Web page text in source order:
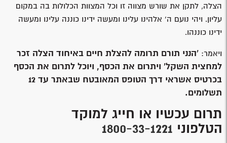
הצלה, לתקן את שורש מצווה זו וכל המצוות הכלולות בה במקום
עליון. ויהי נועם ה’ אלהינו עלינו ומעשה ידינו כוננה עלינו ומעשה
ידינו כוננהו.
ויאמר: 'הנני תורם תרומה להצלת חיים באיחוד הצלה זכר
למחצית השקל' ויתרום את הכסף, ויוכל לתרום את הכסף
בכרטיס אשראי דרך הטופס המאובטח שבאתר עד 12
תשלומים.
תרום עכשיו או חייג למוקד
הטלפוני 1800-33-1221